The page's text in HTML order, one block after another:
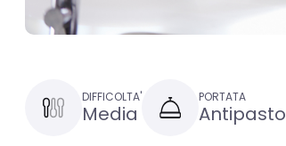
DIFFICOLTA'
Media
PORTATA
Antipasto